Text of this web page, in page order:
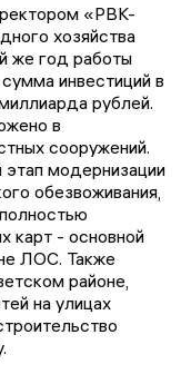
«РВК-
хозяйства
же год работы
инвестиций в
рублей.
в
сооружений.
модернизации
обезвоживания,
карт - основной
ЛОС. Также
районе,
на улицах